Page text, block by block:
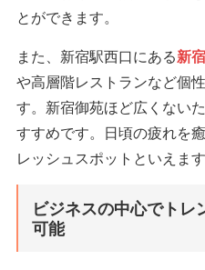
とができます。
また、新宿駅西口にある新
や高層階レストランなど個
す。新宿御苑ほど広くない
すすめです。日頃の疲れを
レッシュスポットといえます
ビジネスの中心でト
可能